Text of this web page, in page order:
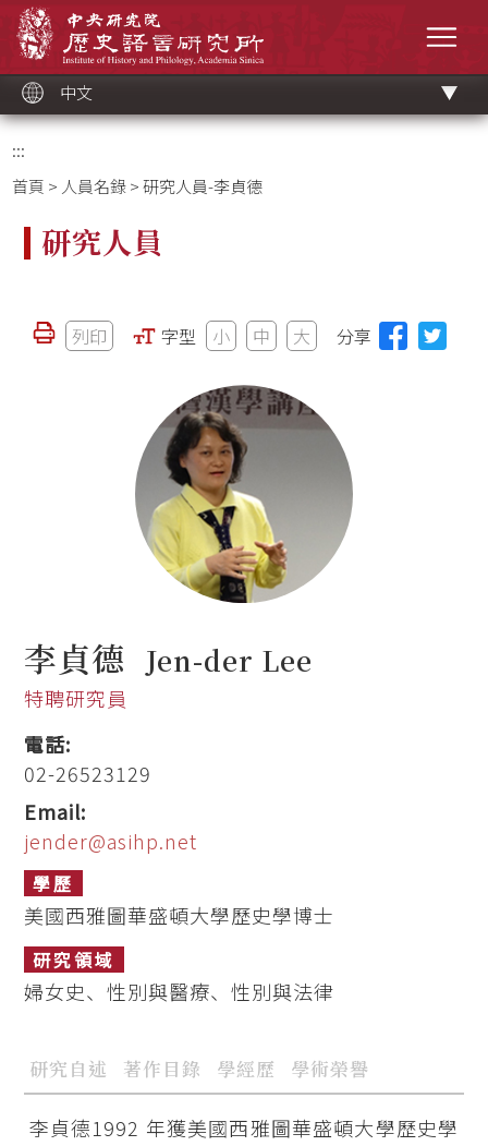
中文
:::
首頁 > 人員名錄> 研究人員-李貞德
研究人員
列印 字型 小 中 大 分享
李貞德 Jen-der Lee
特聘研究員
電話:
02-26523129
Email:
jender@asihp.net
學歷
美國西雅圖華盛頓大學歷史學博士
研究領域
婦女史、性別與醫療、性別與法律
研究自述 著作目錄 學經歷 學術榮譽
李貞德1992 年獲美國西雅圖華盛頓大學歷史學